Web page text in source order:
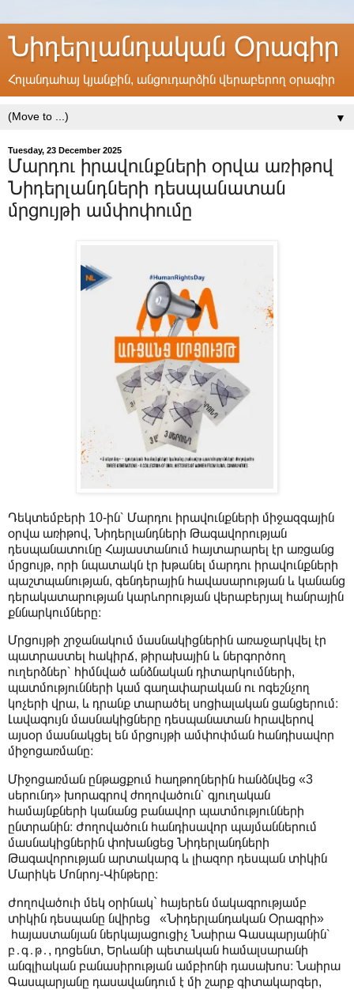
Նիդերլանդական Օրագիր
Հոլանդահայ կյանքին, անցուդարձին վերաբերող օրագիր
▼
Tuesday, 23 December 2025
Մարդու իրավունքների օրվա առիթով
Նիդերլանդների դեսպանատան
մրցույթի ամփոփումը
Դեկտեմբերի 10-ին՝ Մարդու իրավունքների միջազգային
օրվա առիթով, Նիդերլանդների Թագավորության
դեսպանատունը Հայաստանում հայտարարել էր առցանց
մրցույթ, որի նպատակն էր խթանել մարդու իրավունքների
պաշտպանության, գենդերային հավասարության և կանանց
դերակատարության կարևորության վերաբերյալ հանրային
քննարկումները։
Մրցույթի շրջանակում մասնակիցներին առաջարկվել էր
պատրաստել հակիրճ, թիրախային և ներգործող
ուղերձներ՝ հիմնված անձնական դիտարկումների,
պատմությունների կամ գաղափարական ու ոգեշնչող
կոչերի վրա, և դրանք տարածել սոցիալական ցանցերում։
Լավագույն մասնակիցները դեսպանատան հրավերով
այսօր մասնակցել են մրցույթի ամփոփման հանդիսավոր
միջոցառմանը։
Միջոցառման ընթացքում հաղթողներին հանձնվեց «3
սերունդ» խորագրով ժողովածուն՝ գյուղական
համայնքների կանանց բանավոր պատմությունների
ընտրանին։ Ժողովածուն հանդիսավոր պայմաններում
մասնակիցներին փոխանցեց Նիդերլանդների
Թագավորության արտակարգ և լիազոր դեսպան տիկին
Մարիկե Մոնրոյ-Վինթերը։
Ժողովածուի մեկ օրինակ` հայերեն մակագրությամբ
տիկին դեսպանը նվիրեց «Նիդերլանդական Օրագրի»
հայաստանյան ներկայացուցիչ Նաիրա Գասպարյանին՝
բ․գ․թ․, դոցենտ, Երևանի պետական համալսարանի
անգլիական բանասիրության ամբիոնի դասախոս։ Նաիրա
Գասպարյանը դասավանդում է մի շարք գիտակարգեր,